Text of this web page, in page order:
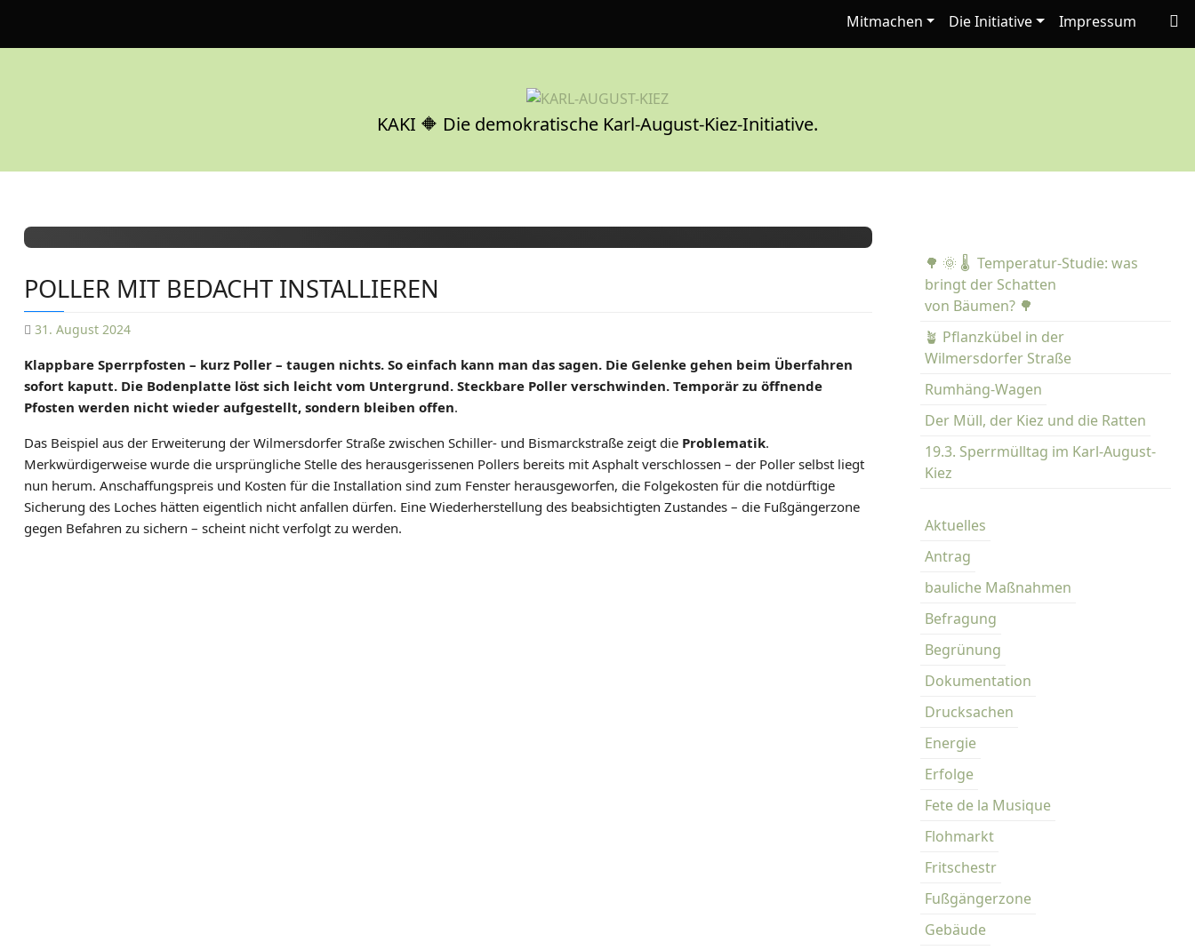
i
Mitmachen Die Initiative Impressum
KAKI 🔶 Die demokratische Karl-August-Kiez-Initiative.
POLLER MIT BEDACHT INSTALLIEREN
31. August 2024
A
N
I
E
T
E
Klappbare Sperrpfosten – kurz Poller – taugen nichts. So einfach kann man das sagen. Die Gelenke gehen beim Überfahren
sofort kaputt. Die Bodenplatte löst sich leicht vom Untergrund. Steckbare Poller verschwinden. Temporär zu öffnende
Pfosten werden nicht wieder aufgestellt, sondern bleiben offen.
Das Beispiel aus der Erweiterung der Wilmersdorfer Straße zwischen Schiller- und Bismarckstraße zeigt die Problematik.
Merkwürdigerweise wurde die ursprüngliche Stelle des herausgerissenen Pollers bereits mit Asphalt verschlossen – der Poller selbst liegt
nun herum. Anschaffungspreis und Kosten für die Installation sind zum Fenster herausgeworfen, die Folgekosten für die notdürftige
Sicherung des Loches hätten eigentlich nicht anfallen dürfen. Eine Wiederherstellung des beabsichtigten Zustandes – die Fußgängerzone
gegen Befahren zu sichern – scheint nicht verfolgt zu werden.
🌳 🌞 🌡️ Temperatur-Studie: was
bringt der Schatten
von Bäumen? 🌳
🪴 Pflanzkübel in der
Wilmersdorfer Straße
Rumhäng-Wagen
Der Müll, der Kiez und die Ratten
19.3. Sperrmülltag im Karl-August-
Kiez
Aktuelles
Antrag
bauliche Maßnahmen
Befragung
Begrünung
Dokumentation
Drucksachen
Energie
Erfolge
Fete de la Musique
Flohmarkt
Fritschestr
Fußgängerzone
Gebäude